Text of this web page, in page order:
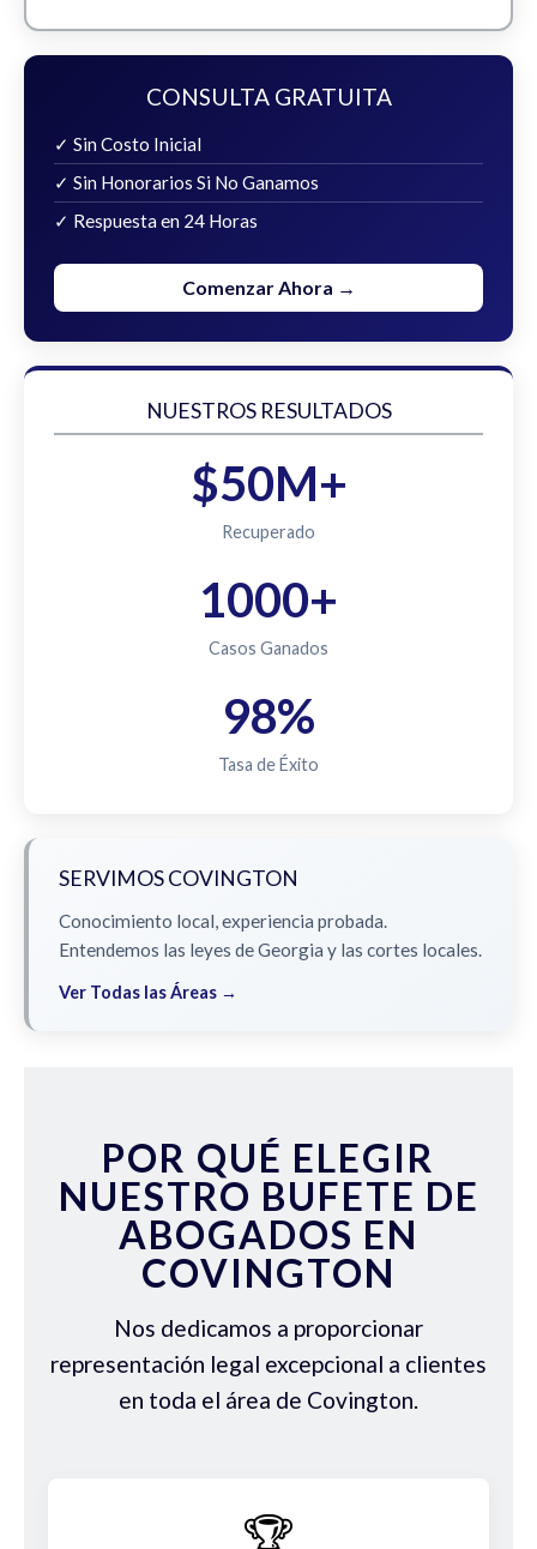
CONSULTA GRATUITA
✓ Sin Costo Inicial
✓ Sin Honorarios Si No Ganamos
✓ Respuesta en 24 Horas
Comenzar Ahora →
NUESTROS RESULTADOS
$50M+
Recuperado
1000+
Casos Ganados
98%
Tasa de Éxito
SERVIMOS COVINGTON
Conocimiento local, experiencia probada.
Entendemos las leyes de Georgia y las cortes locales.
Ver Todas las Áreas →
POR QUÉ ELEGIR
NUESTRO BUFETE DE
ABOGADOS EN
COVINGTON
Nos dedicamos a proporcionar
representación legal excepcional a clientes
en toda el área de Covington.